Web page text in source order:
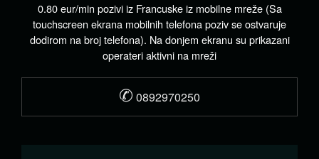
0.80 eur/min pozivi iz Francuske iz mobilne mreže (Sa
touchscreen ekrana mobilnih telefona poziv se ostvaruje
dodirom na broj telefona). Na donjem ekranu su prikazani
operateri aktivni na mreži
✆ 0892970250